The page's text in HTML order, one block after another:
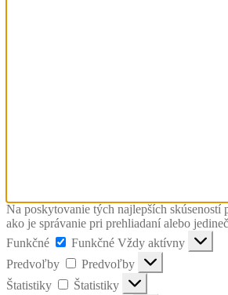
Na poskytovanie tých najlepších
ako je správanie pri prehliadaní alebo
Funkčné
Funkčné Vždy aktívny
Predvoľby
Predvoľby
Štatistiky
Štatistiky